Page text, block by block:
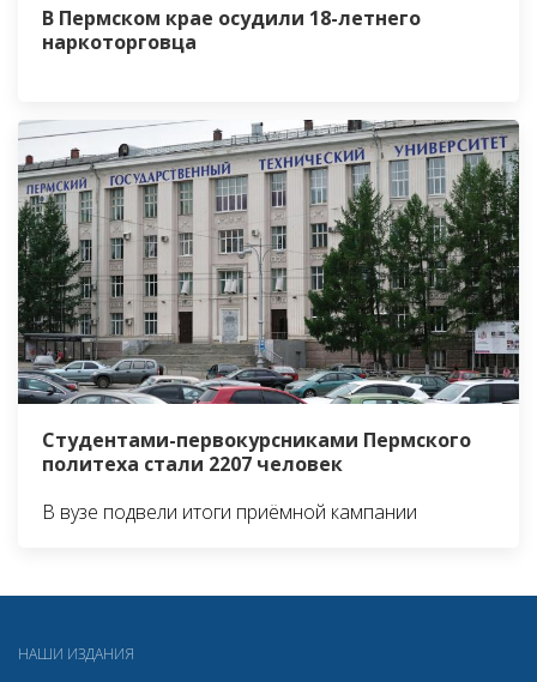
В Пермском крае осудили 18-летнего
наркоторговца
Студентами-первокурсниками Пермского
политеха стали 2207 человек
В вузе подвели итоги приёмной кампании
НАШИ ИЗДАНИЯ